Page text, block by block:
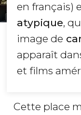
en français)
atypique,
image de
apparaît
et films
Cette place